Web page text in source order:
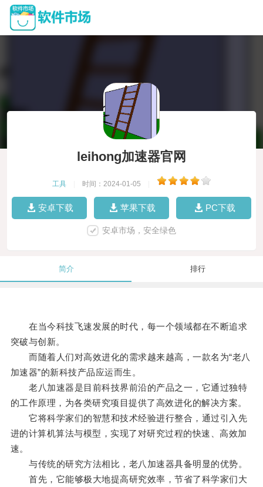
leihong加速器官网
工具 时间：2024-01-05
安卓下载 苹果下载 PC下载
安卓市场，安全绿色
简介 排行
在当今科技飞速发展的时代，每一个领域都在不断追求
突破与创新。
而随着人们对高效进化的需求越来越高，一款名为“老八
加速器”的新科技产品应运而生。
老八加速器是目前科技界前沿的产品之一，它通过独特
的工作原理，为各类研究项目提供了高效进化的解决方案。
它将科学家们的智慧和技术经验进行整合，通过引入先
进的计算机算法与模型，实现了对研究过程的快速、高效加
速。
与传统的研究方法相比，老八加速器具备明显的优势。
首先，它能够极大地提高研究效率，节省了科学家们大